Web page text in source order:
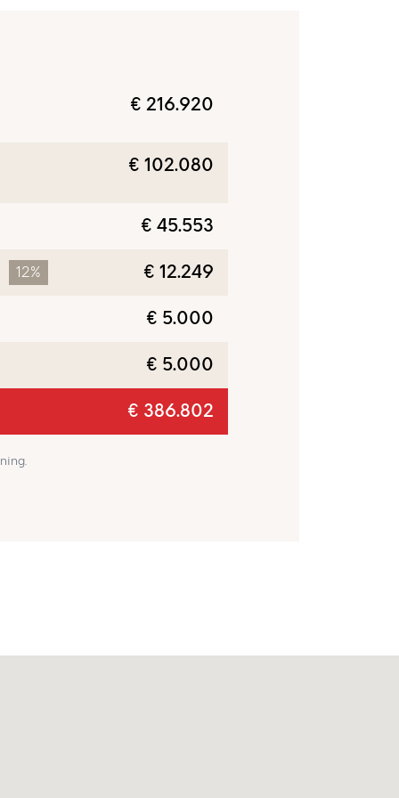
€ 216.920
€ 102.080
€ 45.553
12%
€ 12.249
€ 5.000
€ 5.000
€ 386.802